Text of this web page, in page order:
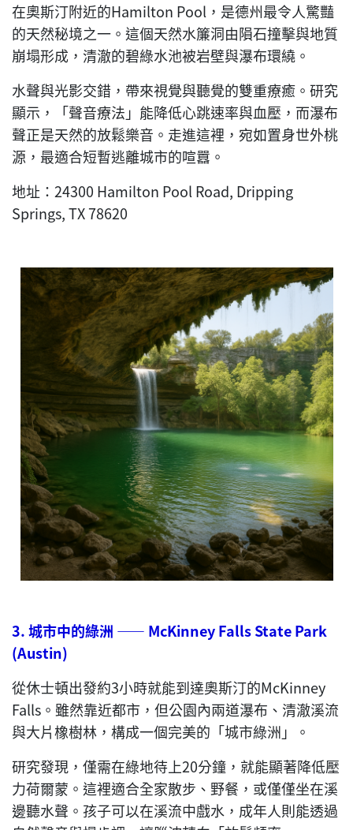
在奧斯汀附近的Hamilton Pool，是德州最令人驚豔
的天然秘境之一。這個天然水簾洞由隕石撞擊與地質
崩塌形成，清澈的碧綠水池被岩壁與瀑布環繞。
水聲與光影交錯，帶來視覺與聽覺的雙重療癒。研究
顯示，「聲音療法」能降低心跳速率與血壓，而瀑布
聲正是天然的放鬆樂音。走進這裡，宛如置身世外桃
源，最適合短暫逃離城市的喧囂。
地址：24300 Hamilton Pool Road, Dripping
Springs, TX 78620
3.城市中的綠洲 —— McKinney Falls State Park
(Austin)
從休士頓出發約3小時就能到達奧斯汀的McKinney
Falls。雖然靠近都市，但公園內兩道瀑布、清澈溪流
與大片橡樹林，構成一個完美的「城市綠洲」。
研究發現，僅需在綠地待上20分鐘，就能顯著降低壓
力荷爾蒙。這裡適合全家散步、野餐，或僅僅坐在溪
邊聽水聲。孩子可以在溪流中戲水，成年人則能透過